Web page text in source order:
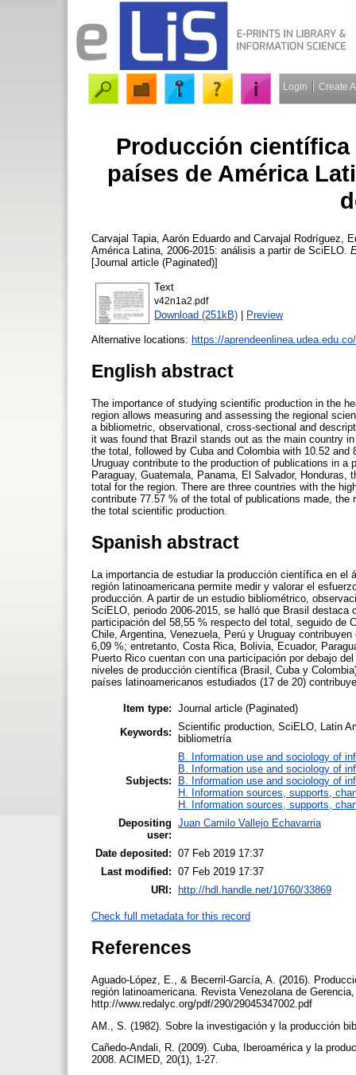
Login Create
Producción
países de América
Carvajal Tapia, Aarón Eduardo and Carvajal Rodríguez,
América Latina, 2006-2015: análisis a partir de SciELO.
[Journal article (Paginated)]
Text
v42n1a2.pdf
Download (251kB) | Preview
Alternative locations: https://
English abstract
The importance of studying scientific production in the
region allows measuring and assessing the regional
a bibliometric, observational, cross-sectional and
it was found that Brazil stands out as the main country
the total, followed by Cuba and Colombia with 10.52
Uruguay contribute to the production of publications in
Paraguay, Guatemala, Panama, El Salvador,
total for the region. There are three countries with the
contribute 77.57 % of the total of publications made,
the total scientific production.
Spanish abstract
La importancia de estudiar la producción científica en
región latinoamericana permite medir y valorar el
producción. A partir de un estudio bibliométrico,
SciELO, periodo 2006-2015, se halló que Brasil
participación del 58,55 % respecto del total, seguido de
Chile, Argentina, Venezuela, Perú y Uruguay
6,09 %; entretanto, Costa Rica, Bolivia, Ecuador,
Puerto Rico cuentan con una participación por debajo
niveles de producción científica (Brasil, Cuba y
países latinoamericanos estudiados (17 de 20)
Item type: Journal article (Paginated)
Keywords: Scientific production, SciELO, Latin
bibliometría
Subjects:
B. Information use and sociology of
B. Information use and sociology of
B. Information use and sociology of
H. Information sources, supports,
H. Information sources, supports,
Depositing
user:
Juan Camilo Vallejo Echavarria
Date deposited: 07 Feb 2019 17:37
Last modified: 07 Feb 2019 17:37
URI:
http://hdl.handle.net/10760/33869
Check full metadata for this record
References
Aguado-López, E., & Becerril-García, A. (2016).
región latinoamericana. Revista Venezolana de
http://www.redalyc.org/pdf/290/29045347002.pdf
AM., S. (1982). Sobre la investigación y la producción
Cañedo-Andali, R. (2009). Cuba, Iberoamérica y la
2008. ACIMED, 20(1), 1-27.